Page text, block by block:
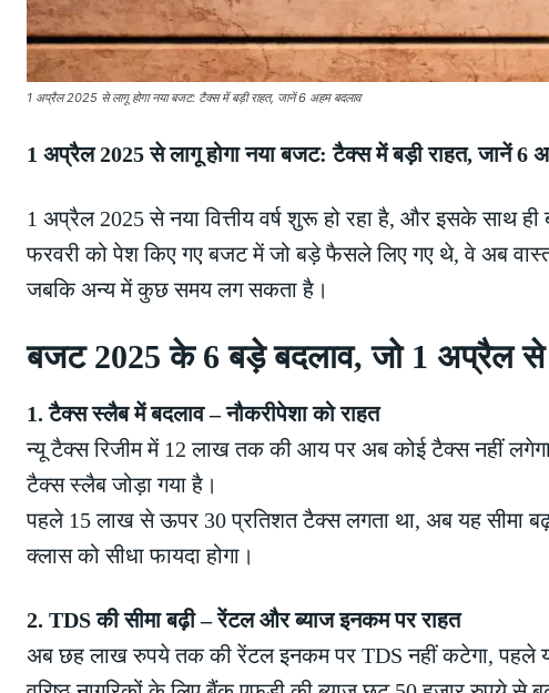
1 अप्रैल 2025 से लागू होगा नया बजट: टैक्स में बड़ी राहत, जानें 6 अहम बदलाव
1 अप्रैल 2025 से लागू होगा नया बजट: टैक्स में बड़ी राहत, जानें 6
1 अप्रैल 2025 से नया वित्तीय वर्ष शुरू हो रहा है, और इसके साथ
फरवरी को पेश किए गए बजट में जो बड़े फैसले लिए गए थे, वे अब
जबकि अन्य में कुछ समय लग सकता है।
बजट 2025 के 6 बड़े बदलाव, जो 1 अप्रैल से
1. टैक्स स्लैब में बदलाव – नौकरीपेशा को राहत
न्यू टैक्स रिजीम में 12 लाख तक की आय पर अब कोई टैक्स नहीं
टैक्स स्लैब जोड़ा गया है।
पहले 15 लाख से ऊपर 30 प्रतिशत टैक्स लगता था, अब यह सीमा
क्लास को सीधा फायदा होगा।
2. TDS की सीमा बढ़ी – रेंटल और ब्याज इनकम पर राहत
अब छह लाख रुपये तक की रेंटल इनकम पर TDS नहीं कटेगा, पहले